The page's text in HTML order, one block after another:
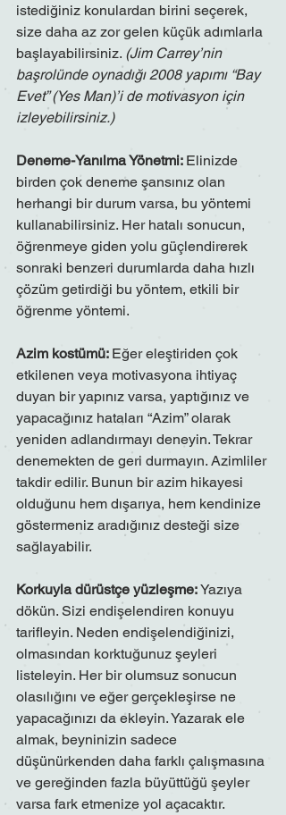
istediğiniz konulardan birini seçerek,
size daha az zor gelen küçük adımlarla
başlayabilirsiniz. (Jim Carrey’nin
başrolünde oynadığı 2008 yapımı “Bay
Evet” (Yes Man)’i de motivasyon için
izleyebilirsiniz.)
Deneme-Yanılma Yönetmi: Elinizde
birden çok deneme şansınız olan
herhangi bir durum varsa, bu yöntemi
kullanabilirsiniz. Her hatalı sonucun,
öğrenmeye giden yolu güçlendirerek
sonraki benzeri durumlarda daha hızlı
çözüm getirdiği bu yöntem, etkili bir
öğrenme yöntemi.
Azim kostümü: Eğer eleştiriden çok
etkilenen veya motivasyona ihtiyaç
duyan bir yapınız varsa, yaptığınız ve
yapacağınız hataları “Azim” olarak
yeniden adlandırmayı deneyin. Tekrar
denemekten de geri durmayın. Azimliler
takdir edilir. Bunun bir azim hikayesi
olduğunu hem dışarıya, hem kendinize
göstermeniz aradığınız desteği size
sağlayabilir.
Korkuyla dürüstçe yüzleşme: Yazıya
dökün. Sizi endişelendiren konuyu
tarifleyin. Neden endişelendiğinizi,
olmasından korktuğunuz şeyleri
listeleyin. Her bir olumsuz sonucun
olasılığını ve eğer gerçekleşirse ne
yapacağınızı da ekleyin. Yazarak ele
almak, beyninizin sadece
düşünürkenden daha farklı çalışmasına
ve gereğinden fazla büyüttüğü şeyler
varsa fark etmenize yol açacaktır.